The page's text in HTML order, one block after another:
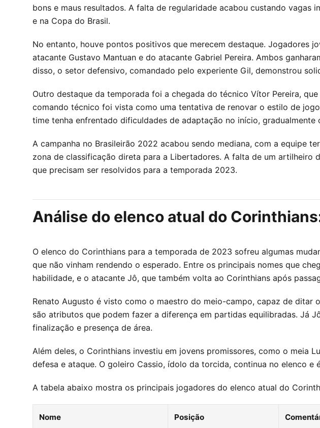
bons e maus resultados. A falta de regularidade acabou custando
e na Copa do Brasil.
No entanto, houve pontos positivos que merecem destaque. Jogadores
atacante Gustavo Mantuan e do atacante Gabriel Pereira. Ambos
disso, o setor defensivo, comandado pelo experiente Gil, demonstrou
Outro destaque da temporada foi a chegada do técnico Vítor Pereira,
comando técnico foi vista como uma tentativa de renovar o estilo de
time tenha enfrentado dificuldades de adaptação no início, gradualmente
A campanha no Brasileirão 2022 acabou sendo mediana, com a equipe
zona de classificação direta para a Libertadores. A falta de um
que precisam ser resolvidos para a temporada 2023.
Análise do elenco atual do
O elenco do Corinthians para a temporada de 2023 sofreu algumas
que não vinham rendendo o esperado. Entre os principais nomes que
habilidade, e o atacante Jô, que também volta ao Corinthians após
Renato Augusto é visto como o maestro do meio-campo, capaz de
são atributos que podem fazer a diferença em partidas equilibradas. Já
finalização e presença de área.
Além deles, o Corinthians investiu em jovens promissores, como o meia
defesa e ataque. O goleiro Cassio, ídolo da torcida, continua no elenco
A tabela abaixo mostra os principais jogadores do elenco atual do
Nome Posição